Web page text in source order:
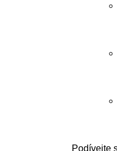
Podívejte